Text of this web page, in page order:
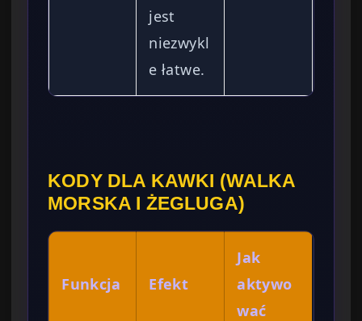
jest
niezwykl
e łatwe.
KODY DLA KAWKI (WALKA
MORSKA I ŻEGLUGA)
Funkcja Efekt
Jak
aktywo
wać